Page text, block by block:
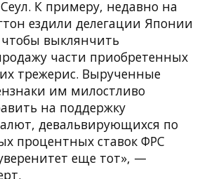
К примеру, недавно на
ездили делегации Японии
выклянчить
части приобретенных
трежерис. Вырученные
им милостливо
на поддержку
девальвирующихся по
процентных ставок ФРС
еще тот», —